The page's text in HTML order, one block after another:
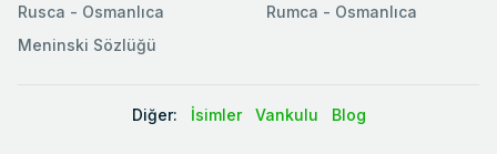
Rusca - Osmanlıca
Meninski Sözlüğü
Rumca - Osmanlıca
Diğer: İsimler Vankulu Blog